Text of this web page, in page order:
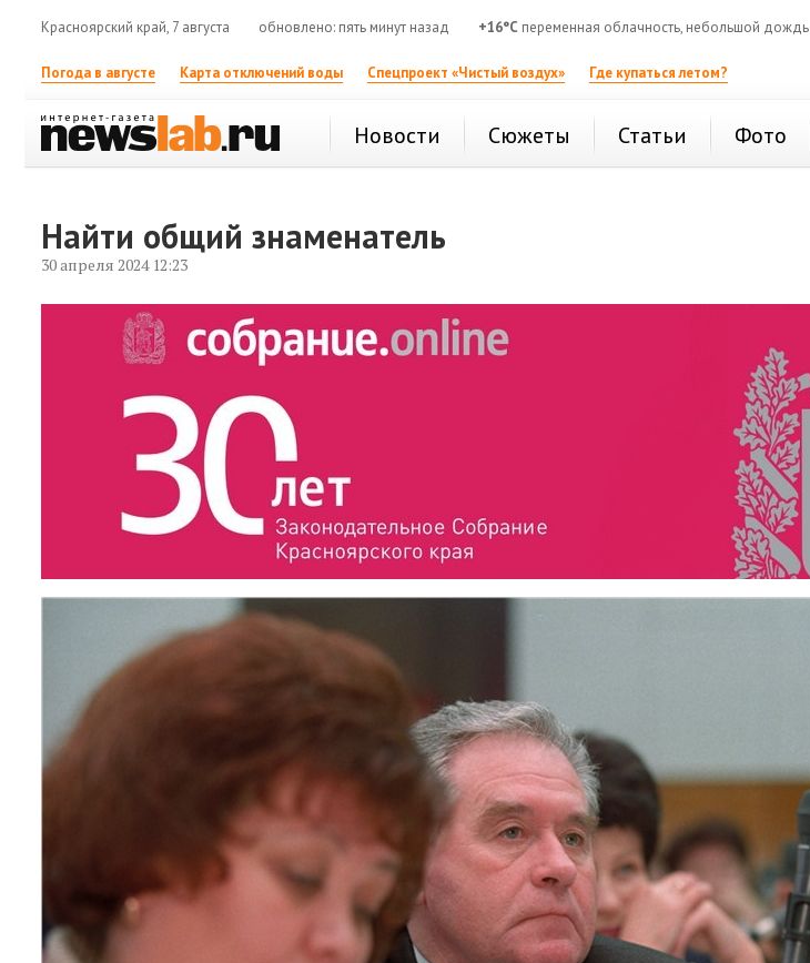
Красноярский край, 7 августа обновлено: пять минут назад +16°C переменная облачность, небольшой дождь
Погода в августе Карта отключений воды Спецпроект «Чистый воздух» Где купаться летом?
Новости Сюжеты Статьи Фото
Найти общий знаменатель
30 апреля 2024 12:23